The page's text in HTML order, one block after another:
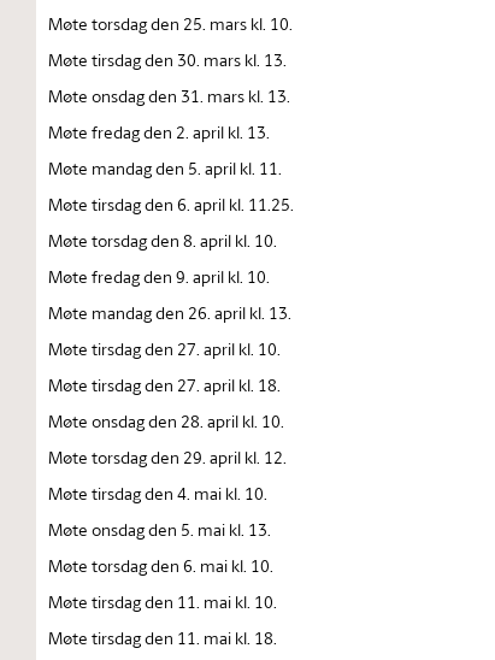
Møte torsdag den 25. mars kl. 10.
Møte tirsdag den 30. mars kl. 13.
Møte onsdag den 31. mars kl. 13.
Møte fredag den 2. april kl. 13.
Møte mandag den 5. april kl. 11.
Møte tirsdag den 6. april kl. 11.25.
Møte torsdag den 8. april kl. 10.
Møte fredag den 9. april kl. 10.
Møte mandag den 26. april kl. 13.
Møte tirsdag den 27. april kl. 10.
Møte tirsdag den 27. april kl. 18.
Møte onsdag den 28. april kl. 10.
Møte torsdag den 29. april kl. 12.
Møte tirsdag den 4. mai kl. 10.
Møte onsdag den 5. mai kl. 13.
Møte torsdag den 6. mai kl. 10.
Møte tirsdag den 11. mai kl. 10.
Møte tirsdag den 11. mai kl. 18.